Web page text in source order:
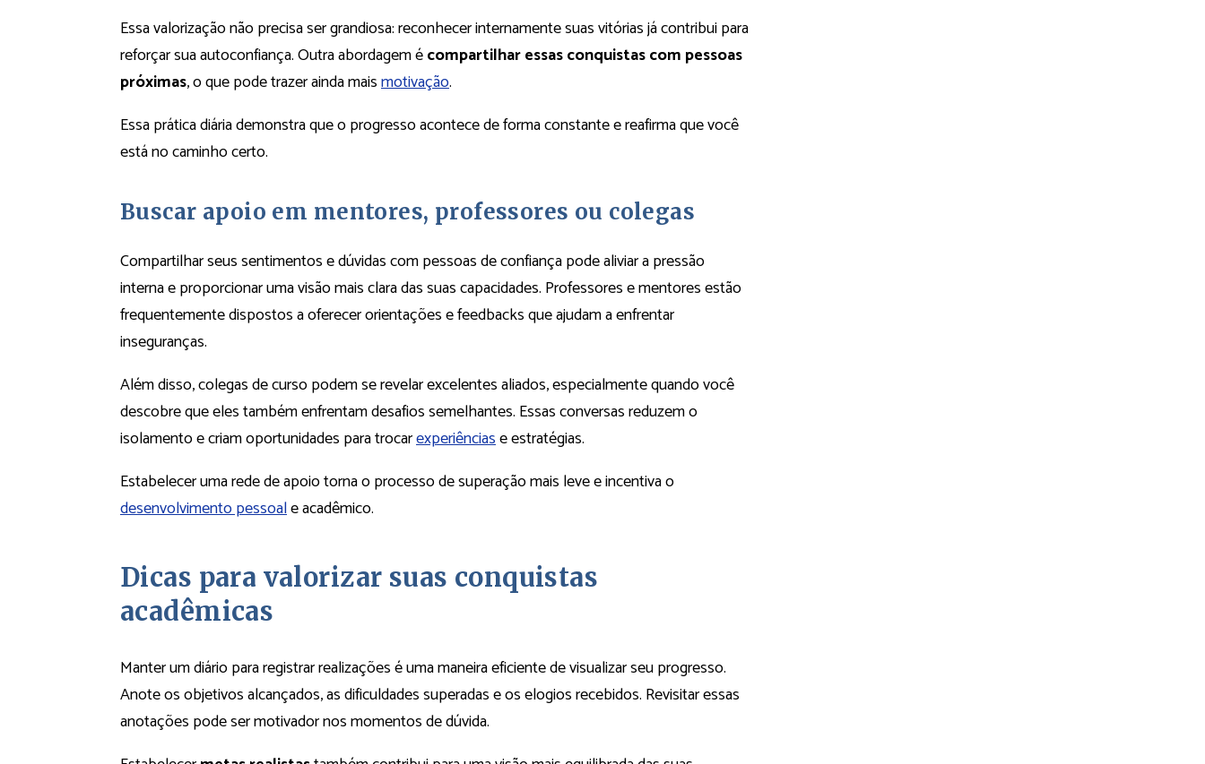
Essa valorização não precisa ser grandiosa: reconhecer internamente suas vitórias já contribui para
reforçar sua autoconfiança. Outra abordagem écompartilhar essas conquistas com pessoas
próximas, o que pode trazer ainda maismotivação.
Essa prática diária demonstra que o progresso acontece de forma constante e reafirma que você
está no caminho certo.
Buscar apoio em mentores, professores ou colegas
Compartilhar seus sentimentos e dúvidas com pessoas de confiança pode aliviar a pressão
interna e proporcionar uma visão mais clara das suas capacidades. Professores e mentores estão
frequentemente dispostos a oferecer orientações e feedbacks que ajudam a enfrentar
inseguranças.
Além disso, colegas de curso podem se revelar excelentes aliados, especialmente quando você
descobre que eles também enfrentam desafios semelhantes. Essas conversas reduzem o
isolamento e criam oportunidades para trocarexperiênciase estratégias.
Estabelecer uma rede de apoio torna o processo de superação mais leve e incentiva o
desenvolvimento pessoale acadêmico.
Dicas para valorizar suas conquistas
acadêmicas
Manter um diário para registrar realizações é uma maneira eficiente de visualizar seu progresso.
Anote os objetivos alcançados, as dificuldades superadas e os elogios recebidos. Revisitar essas
anotações pode ser motivador nos momentos de dúvida.